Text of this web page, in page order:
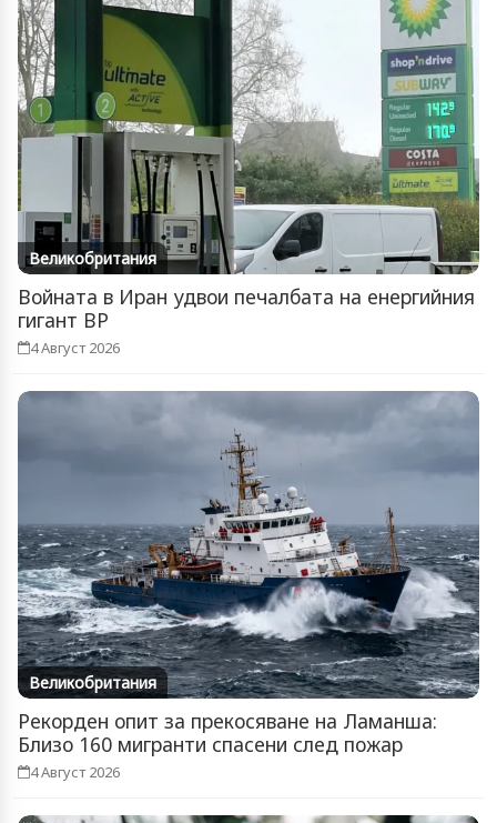
Великобритания
Войната в Иран удвои печалбата на енергийния
гигант BP
4 Август 2026
Великобритания
Рекорден опит за прекосяване на Ламанша:
Близо 160 мигранти спасени след пожар
4 Август 2026